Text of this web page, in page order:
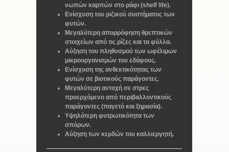
νωπών καρπών στο ράφι (shelf life).
Ενίσχυση του ριζικού συστήματος των
φυτών.
Μεγαλύτερη απορρόφηση θρεπτικών
στοιχείων από τις ρίζες και τα φύλλα.
Αύξηση του πληθυσμού των ωφέλιμων
μικροοργανισμών του εδάφους.
Ενίσχυση της ανθεκτικότητας των
φυτών σε βιοτικούς παράγοντες.
Μεγαλύτερη αντοχή σε στρες
προερχόμενο από περιβαλλοντικούς
παράγοντες (παγετό και ξηρασία).
Υψηλότερη φυτρωτικότητα των
σπόρων.
Αύξηση των κερδών του καλλιεργητή.